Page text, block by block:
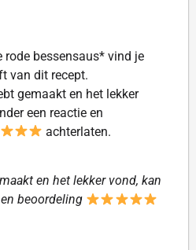
rode bessensaus* vind je
van dit recept.
gemaakt en het lekker
een reactie en
achterlaten.
en het lekker vond, kan
beoordeling